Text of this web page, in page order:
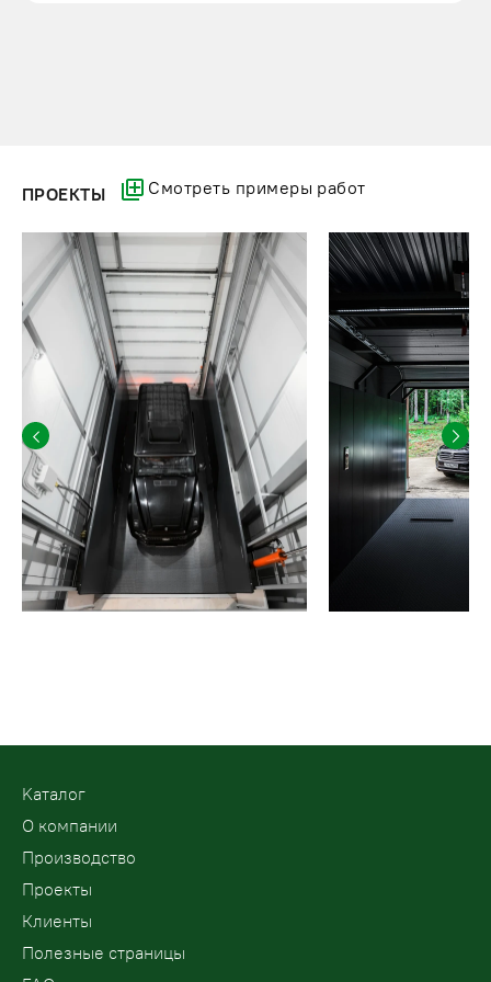
ПРОЕКТЫ Смотреть примеры работ
Kаталог
О компании
Производство
Проекты
Клиенты
Полезные страницы